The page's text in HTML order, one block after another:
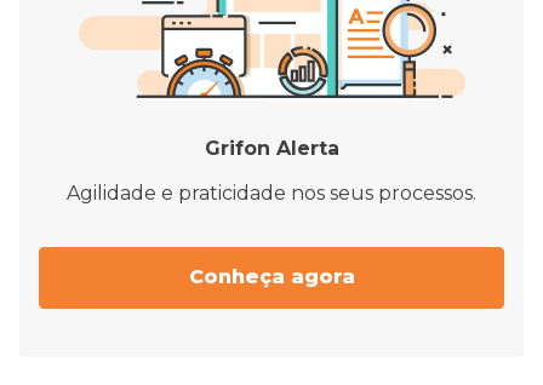
Grifon Alerta
Agilidade e praticidade nos seus processos.
Conheça agora